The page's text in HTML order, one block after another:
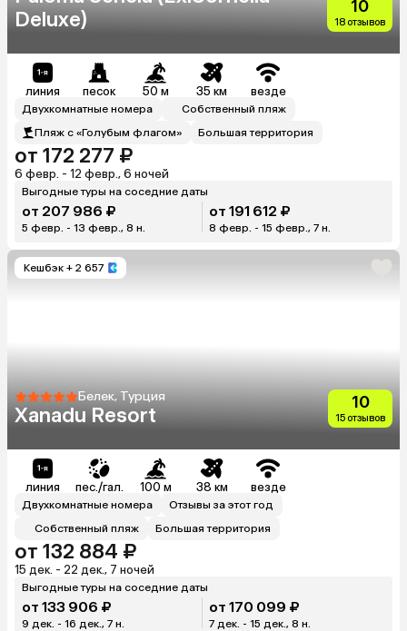
Deluxe)
10
18 отзывов
линия песок 50 м 35 км везде
Двухкомнатные номера
Собственный пляж
Пляж с «Голубым флагом»
Большая территория
от 172 277 ₽
6 февр. - 12 февр., 6 ночей
Выгодные туры на соседние даты
от 207 986 ₽
5 февр. - 13 февр., 8 н.
от 191 612 ₽
8 февр. - 15 февр., 7 н.
Кешбэк + 2 657
Белек, Турция
Xanadu Resort
10
15 отзывов
линия пес./гал. 100 м 38 км везде
Двухкомнатные номера
Отзывы за этот год
Собственный пляж
Большая территория
от 132 884 ₽
15 дек. - 22 дек., 7 ночей
Выгодные туры на соседние даты
от 133 906 ₽
9 дек. - 16 дек., 7 н.
от 170 099 ₽
7 дек. - 15 дек., 8 н.